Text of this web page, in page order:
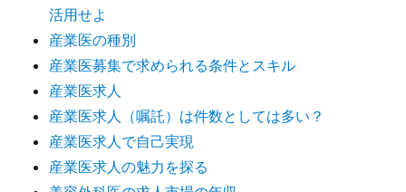
活用せよ
産業医の種別
産業医募集で求められる条件とスキル
産業医求人
産業医求人（嘱託）は件数としては多い？
産業医求人で自己実現
産業医求人の魅力を探る